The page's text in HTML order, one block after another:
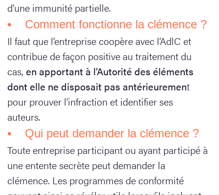
d’une immunité partielle.
• Comment fonctionne la clémence ?
Il faut que l’entreprise coopère avec l’AdlC et
contribue de façon positive au traitement du
cas, en apportant à l’Autorité des éléments
dont elle ne disposait pas antérieurement
pour prouver l’infraction et identifier ses
auteurs.
• Qui peut demander la clémence ?
Toute entreprise participant ou ayant participé à
une entente secrète peut demander la
clémence. Les programmes de conformité